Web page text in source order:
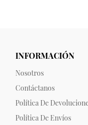
INFORMACIÓN
Nosotros
Contáctanos
Política De
Política De Envíos